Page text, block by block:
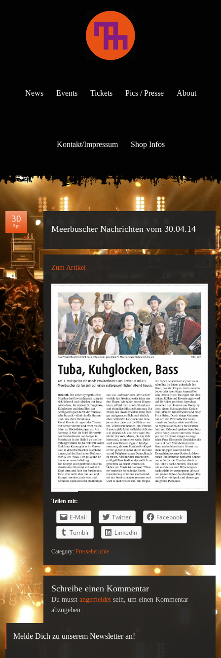
News Events Tickets Pics / Presse About
Kontakt/Impressum Shop Infos
30
Apr. Meerbuscher Nachrichten vom 30.04.14
Zum Artikel
Teilen mit:
E-Mail Twitter
Facebook
Tumblr
LinkedIn
Category: Presseberichte
Schreibe einen Kommentar
Du musst angemeldet sein, um einen Kommentar
abzugeben.
Melde Dich zu unserem Newsletter an!